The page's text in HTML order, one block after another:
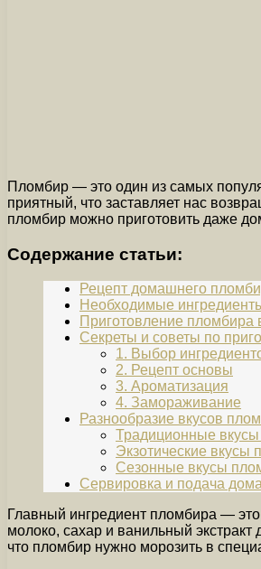
Пломбир — это один из самых
приятный, что заставляет нас
пломбир можно приготовить даже
Содержание статьи:
Рецепт домашнего
Необходимые
Приготовление пломбира
Секреты и советы по
1. Выбор
2. Рецепт основы
3. Ароматизация
4. Замораживание
Разнообразие вкусов
Традиционные
Экзотические вкусы
Сезонные вкусы
Сервировка и подача
Главный ингредиент пломбира —
молоко, сахар и ванильный
что пломбир нужно морозить в